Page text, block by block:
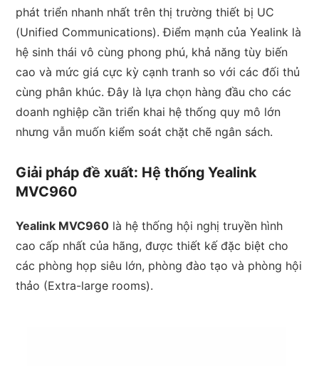
phát triển nhanh nhất trên thị trường thiết bị UC
(Unified Communications). Điểm mạnh của Yealink là
hệ sinh thái vô cùng phong phú, khả năng tùy biến
cao và mức giá cực kỳ cạnh tranh so với các đối thủ
cùng phân khúc. Đây là lựa chọn hàng đầu cho các
doanh nghiệp cần triển khai hệ thống quy mô lớn
nhưng vẫn muốn kiểm soát chặt chẽ ngân sách.
Giải pháp đề xuất: Hệ thống Yealink
MVC960
Yealink MVC960 là hệ thống hội nghị truyền hình
cao cấp nhất của hãng, được thiết kế đặc biệt cho
các phòng họp siêu lớn, phòng đào tạo và phòng hội
thảo (Extra-large rooms).